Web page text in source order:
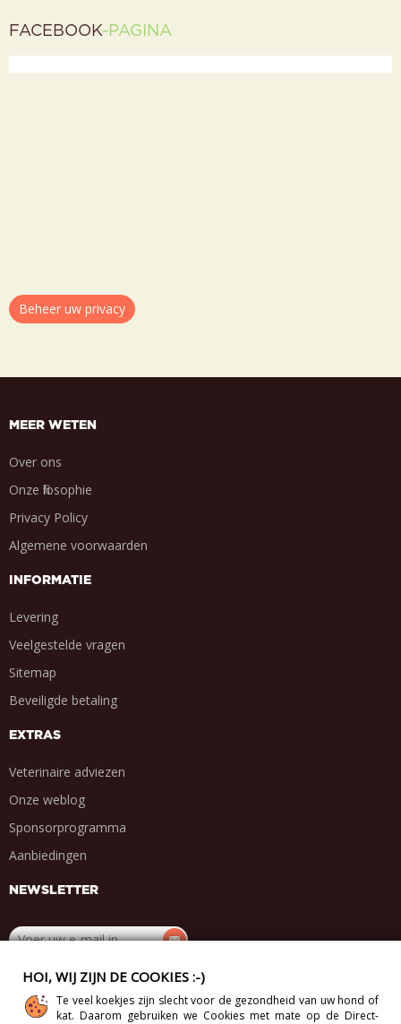
FACEBOOK-PAGINA
Beheer uw privacy
MEER WETEN
Over ons
Onze filosophie
Privacy Policy
Algemene voorwaarden
INFORMATIE
Levering
Veelgestelde vragen
Sitemap
Beveiligde betaling
EXTRAS
Veterinaire adviezen
Onze weblog
Sponsorprogramma
Aanbiedingen
NEWSLETTER
DEEL MET VRIENDEN
. . . .
HOI, WIJ ZIJN DE COOKIES :-)
Te veel koekjes zijn slecht voor de gezondheid van uw hond of
kat. Daarom gebruiken we Cookies met mate op de Direct-